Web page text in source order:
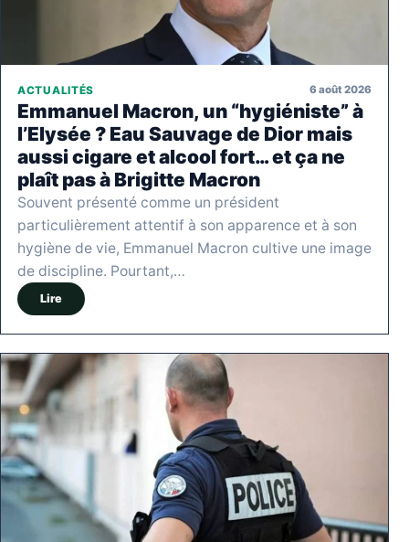
ACTUALITÉS 6 août 2026
Emmanuel Macron, un “hygiéniste” à
l’Elysée ? Eau Sauvage de Dior mais
aussi cigare et alcool fort… et ça ne
plaît pas à Brigitte Macron
Souvent présenté comme un président
particulièrement attentif à son apparence et à son
hygiène de vie, Emmanuel Macron cultive une image
de discipline. Pourtant,…
Lire